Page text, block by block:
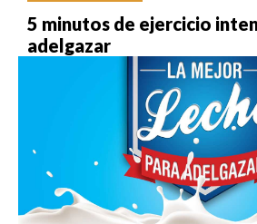
5 minutos de ejercicio
adelgazar